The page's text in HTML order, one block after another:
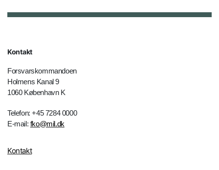
Kontakt
Forsvarskommandoen
Holmens Kanal 9
1060 København K
Telefon: +45 7284 0000
E-mail: fko@mil.dk
Kontakt